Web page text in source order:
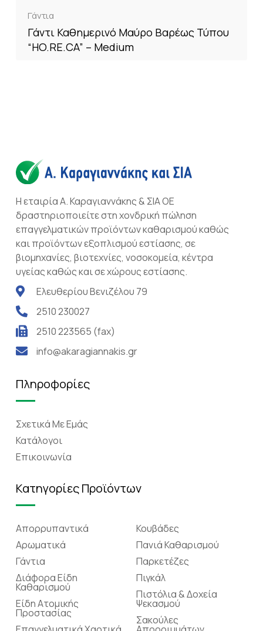
Γάντια
Γάντι Καθημερινό Μαύρο Βαρέως Τύπου
“HO.RE.CA” – Medium
Η εταιρία Α. Καραγιαννάκης & ΣΙΑ ΟΕ
δραστηριοποιείτε στη χονδρική πώληση
επαγγελματικών προϊόντων καθαρισμού καθώς
και προϊόντων εξοπλισμού εστίασης, σε
βιομηχανίες, βιοτεχνίες, νοσοκομεία, κέντρα
υγείας καθώς και σε χώρους εστίασης.
Ελευθερίου Βενιζέλου 79
2510 230027
2510 223565 (fax)
info@akaragiannakis.gr
Πληροφορίες
Σχετικά Mε Eμάς
Κατάλογοι
Επικοινωνία
Κατηγορίες Προϊόντων
Απορρυπαντικά
Αρωματικά
Γάντια
Διάφορα Είδη
Καθαρισμού
Είδη Ατομικής
Προστασίας
Κουβάδες
Πανιά Καθαρισμού
Παρκετέζες
Πιγκάλ
Πιστόλια & Δοχεία
Ψεκασμού
Σακούλες